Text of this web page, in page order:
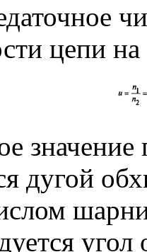
цепи
значение
дугой